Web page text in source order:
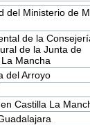
del Ministerio de
de la
de la Junta de
Mancha
del Arroyo
Castilla La